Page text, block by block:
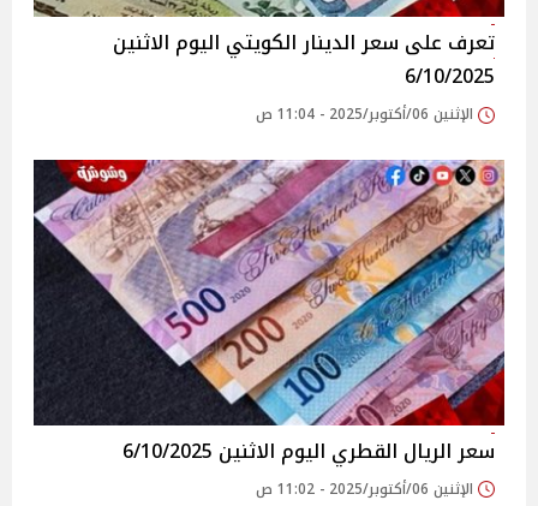
تعرف على سعر الدينار الكويتي اليوم الاثنين
6/10/2025
الإثنين 06/أكتوبر/2025 - 11:04 ص
سعر الريال القطري اليوم الاثنين 6/10/2025
الإثنين 06/أكتوبر/2025 - 11:02 ص